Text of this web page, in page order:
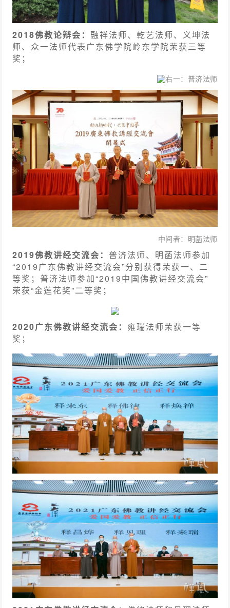
2018佛教论辩会：融祥法师、乾艺法师、义坤法
师、众一法师代表广东佛学院岭东学院荣获三等
奖；
右一：普济法师
中间者：明菡法师
2019佛教讲经交流会：普济法师、明菡法师参加
“2019广东佛教讲经交流会”分别获得荣获一、二
等奖；普济法师参加“2019中国佛教讲经交流会”
荣获“金莲花奖”二等奖；
2020广东佛教讲经交流会： 雍瑞法师荣获一等
奖；